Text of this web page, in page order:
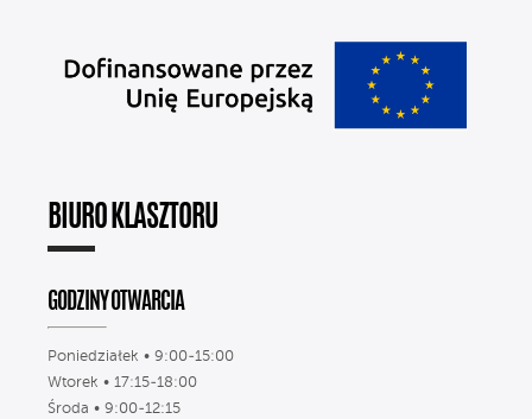
BIURO KLASZTORU
GODZINY OTWARCIA
Poniedziałek • 9:00-15:00
Wtorek • 17:15-18:00
Środa • 9:00-12:15